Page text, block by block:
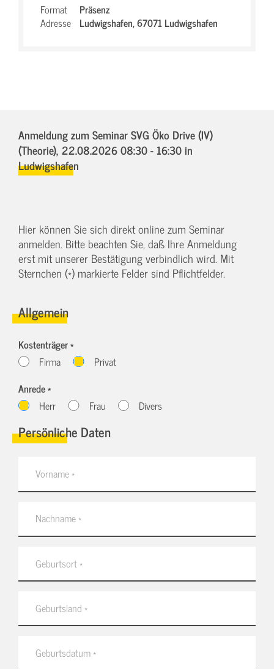
Format
Präsenz
Adresse Ludwigshafen,67071 Ludwigshafen
Anmeldung zum Seminar SVG Öko Drive (IV)
(Theorie), 22.08.2026 08:30 - 16:30in
Ludwigshafen
Hier können Sie sich direkt online zum Seminar
anmelden. Bitte beachten Sie, daß Ihre Anmeldung
erst mit unserer Bestätigung verbindlich wird. Mit
Sternchen (*) markierte Felder sind Pflichtfelder.
Allgemein
Kostenträger *
Firma
Privat
Anrede *
Herr
Frau Divers
Persönliche Daten